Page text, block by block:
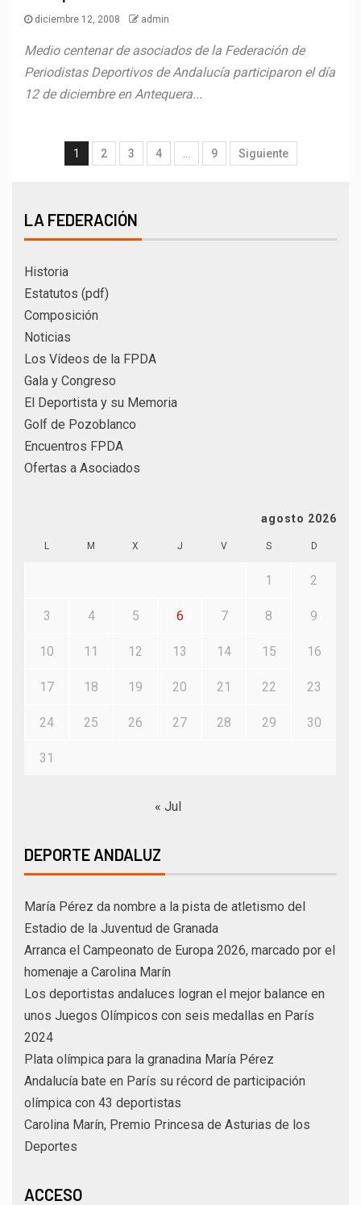
diciembre 12, 2008 admin
Medio centenar de asociados de la Federación de
Periodistas Deportivos de Andalucía participaron el día
12 de diciembre en Antequera...
1 2 3 4 9 Siguiente
LA FEDERACIÓN
Historia
Estatutos (pdf)
Composición
Noticias
Los Vídeos de la FPDA
Gala y Congreso
El Deportista y su Memoria
Golf de Pozoblanco
Encuentros FPDA
Ofertas a Asociados
agosto 2026
L M X J V S D
1 2
3 4 5 6 7 8 9
10 11 12 13 14 15 16
17 18 19 20 21 22 23
24 25 26 27 28 29 30
31
« Jul
DEPORTE ANDALUZ
María Pérez da nombre a la pista de atletismo del
Estadio de la Juventud de Granada
Arranca el Campeonato de Europa 2026, marcado por el
homenaje a Carolina Marín
Los deportistas andaluces logran el mejor balance en
unos Juegos Olímpicos con seis medallas en París
2024
Plata olímpica para la granadina María Pérez
Andalucía bate en París su récord de participación
olímpica con 43 deportistas
Carolina Marín, Premio Princesa de Asturias de los
Deportes
ACCESO